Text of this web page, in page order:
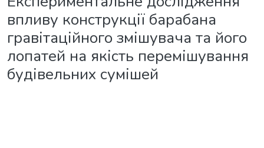
впливу конструкції барабана
гравітаційного змішувача та його
лопатей на якість перемішування
будівельних сумішей